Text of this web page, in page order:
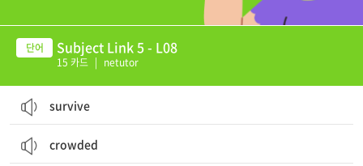
Subject Link 5 - L08
15 카드 | netutor
survive
crowded